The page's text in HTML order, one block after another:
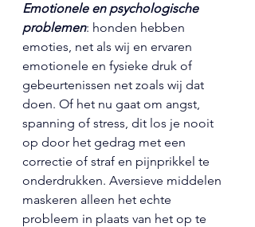
Emotionele en psychologische
problemen: honden hebben
emoties, net als wij en ervaren
emotionele en fysieke druk of
gebeurtenissen net zoals wij dat
doen. Of het nu gaat om angst,
spanning of stress, dit los je nooit
op door het gedrag met een
correctie of straf en pijnprikkel te
onderdrukken. Aversieve middelen
maskeren alleen het echte
probleem in plaats van het op te